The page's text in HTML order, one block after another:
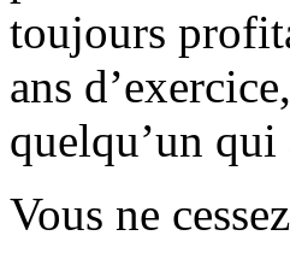
toujours
ans
quelqu’un qui
Vous ne